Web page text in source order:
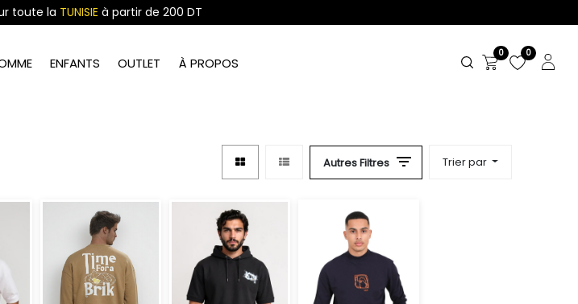
toute la TUNISIE à partir de 200 DT
ENFANTS OUTLET À PROPOS
0 0
Trier par
Autres Filtres